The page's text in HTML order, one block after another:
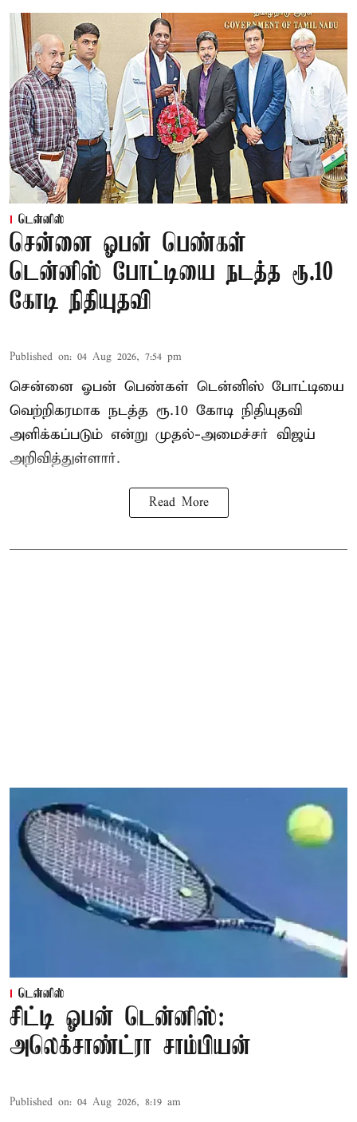
டென்னிஸ்
சென்னை ஓபன் பெண்கள்
டென்னிஸ் போட்டியை நடத்த ரூ.10
கோடி நிதியுதவி
Published on: 04 Aug 2026, 7:54 pm
சென்னை ஓபன் பெண்கள் டென்னிஸ் போட்டியை
வெற்றிகரமாக நடத்த ரூ.10 கோடி நிதியுதவி
அளிக்கப்படும் என்று முதல்-அமைச்சர் விஜய்
அறிவித்துள்ளார்.
Read More
டென்னிஸ்
சிட்டி ஓபன் டென்னிஸ்:
அலெக்சாண்ட்ரா சாம்பியன்
Published on: 04 Aug 2026, 8:19 am